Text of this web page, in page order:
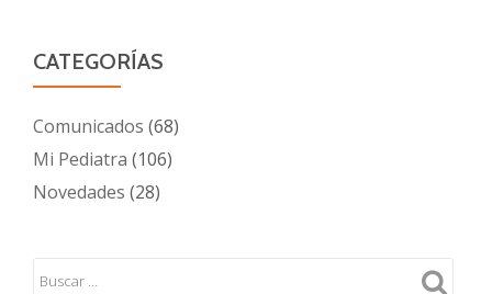
CATEGORÍAS
Comunicados (68)
Mi Pediatra (106)
Novedades (28)